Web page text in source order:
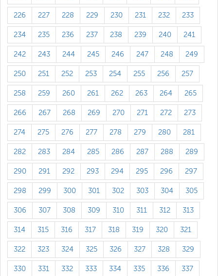
226 227 228 229 230 231 232 233
234 235 236 237 238 239 240 241
242 243 244 245 246 247 248 249
250 251 252 253 254 255 256 257
258 259 260 261 262 263 264 265
266 267 268 269 270 271 272 273
274 275 276 277 278 279 280 281
282 283 284 285 286 287 288 289
290 291 292 293 294 295 296 297
298 299 300 301 302 303 304 305
306 307 308 309 310 311 312 313
314 315 316 317 318 319 320 321
322 323 324 325 326 327 328 329
330 331 332 333 334 335 336 337